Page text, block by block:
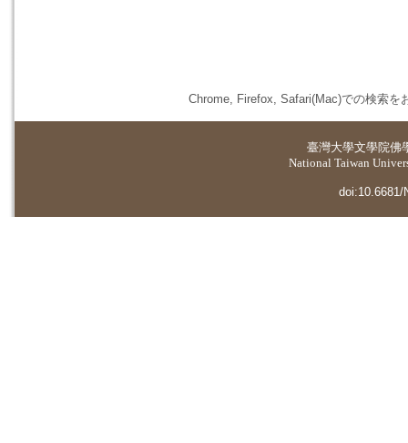
Chrome, Firefox, Safari(Mac)での検索を
臺灣大學文學院佛
National Taiwan
doi:10.6681/